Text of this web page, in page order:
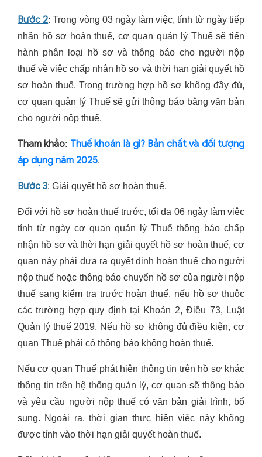
Bước 2: Trong vòng 03 ngày làm việc, tính từ ngày tiếp
nhận hồ sơ hoàn thuế, cơ quan quản lý Thuế sẽ tiến
hành phân loại hồ sơ và thông báo cho người nộp
thuế về việc chấp nhận hồ sơ và thời hạn giải quyết hồ
sơ hoàn thuế. Trong trường hợp hồ sơ không đầy đủ,
cơ quan quản lý Thuế sẽ gửi thông báo bằng văn bản
cho người nộp thuế.
Tham khảo: Thuế khoán là gì? Bản chất và đối tượng
áp dụng năm 2025.
Bước 3: Giải quyết hồ sơ hoàn thuế.
Đối với hồ sơ hoàn thuế trước, tối đa 06 ngày làm việc
tính từ ngày cơ quan quản lý Thuế thông báo chấp
nhận hồ sơ và thời hạn giải quyết hồ sơ hoàn thuế, cơ
quan này phải đưa ra quyết định hoàn thuế cho người
nộp thuế hoặc thông báo chuyển hồ sơ của người nộp
thuế sang kiểm tra trước hoàn thuế, nếu hồ sơ thuộc
các trường hợp quy định tại Khoản 2, Điều 73, Luật
Quản lý thuế 2019. Nếu hồ sơ không đủ điều kiện, cơ
quan Thuế phải có thông báo không hoàn thuế.
Nếu cơ quan Thuế phát hiện thông tin trên hồ sơ khác
thông tin trên hệ thống quản lý, cơ quan sẽ thông báo
và yêu cầu người nộp thuế có văn bản giải trình, bổ
sung. Ngoài ra, thời gian thực hiện việc này không
được tính vào thời hạn giải quyết hoàn thuế.